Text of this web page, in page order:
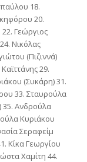
18.
20.
Γεώργιος
Νικόλας
(Πιζιννά)
29.
(Συκάρη) 31.
33. Σταυρούλα
35. Ανδρούλα
Κυριάκου
Σεραφείμ
Κίκα Γεωργίου
Χαμίτη 44.